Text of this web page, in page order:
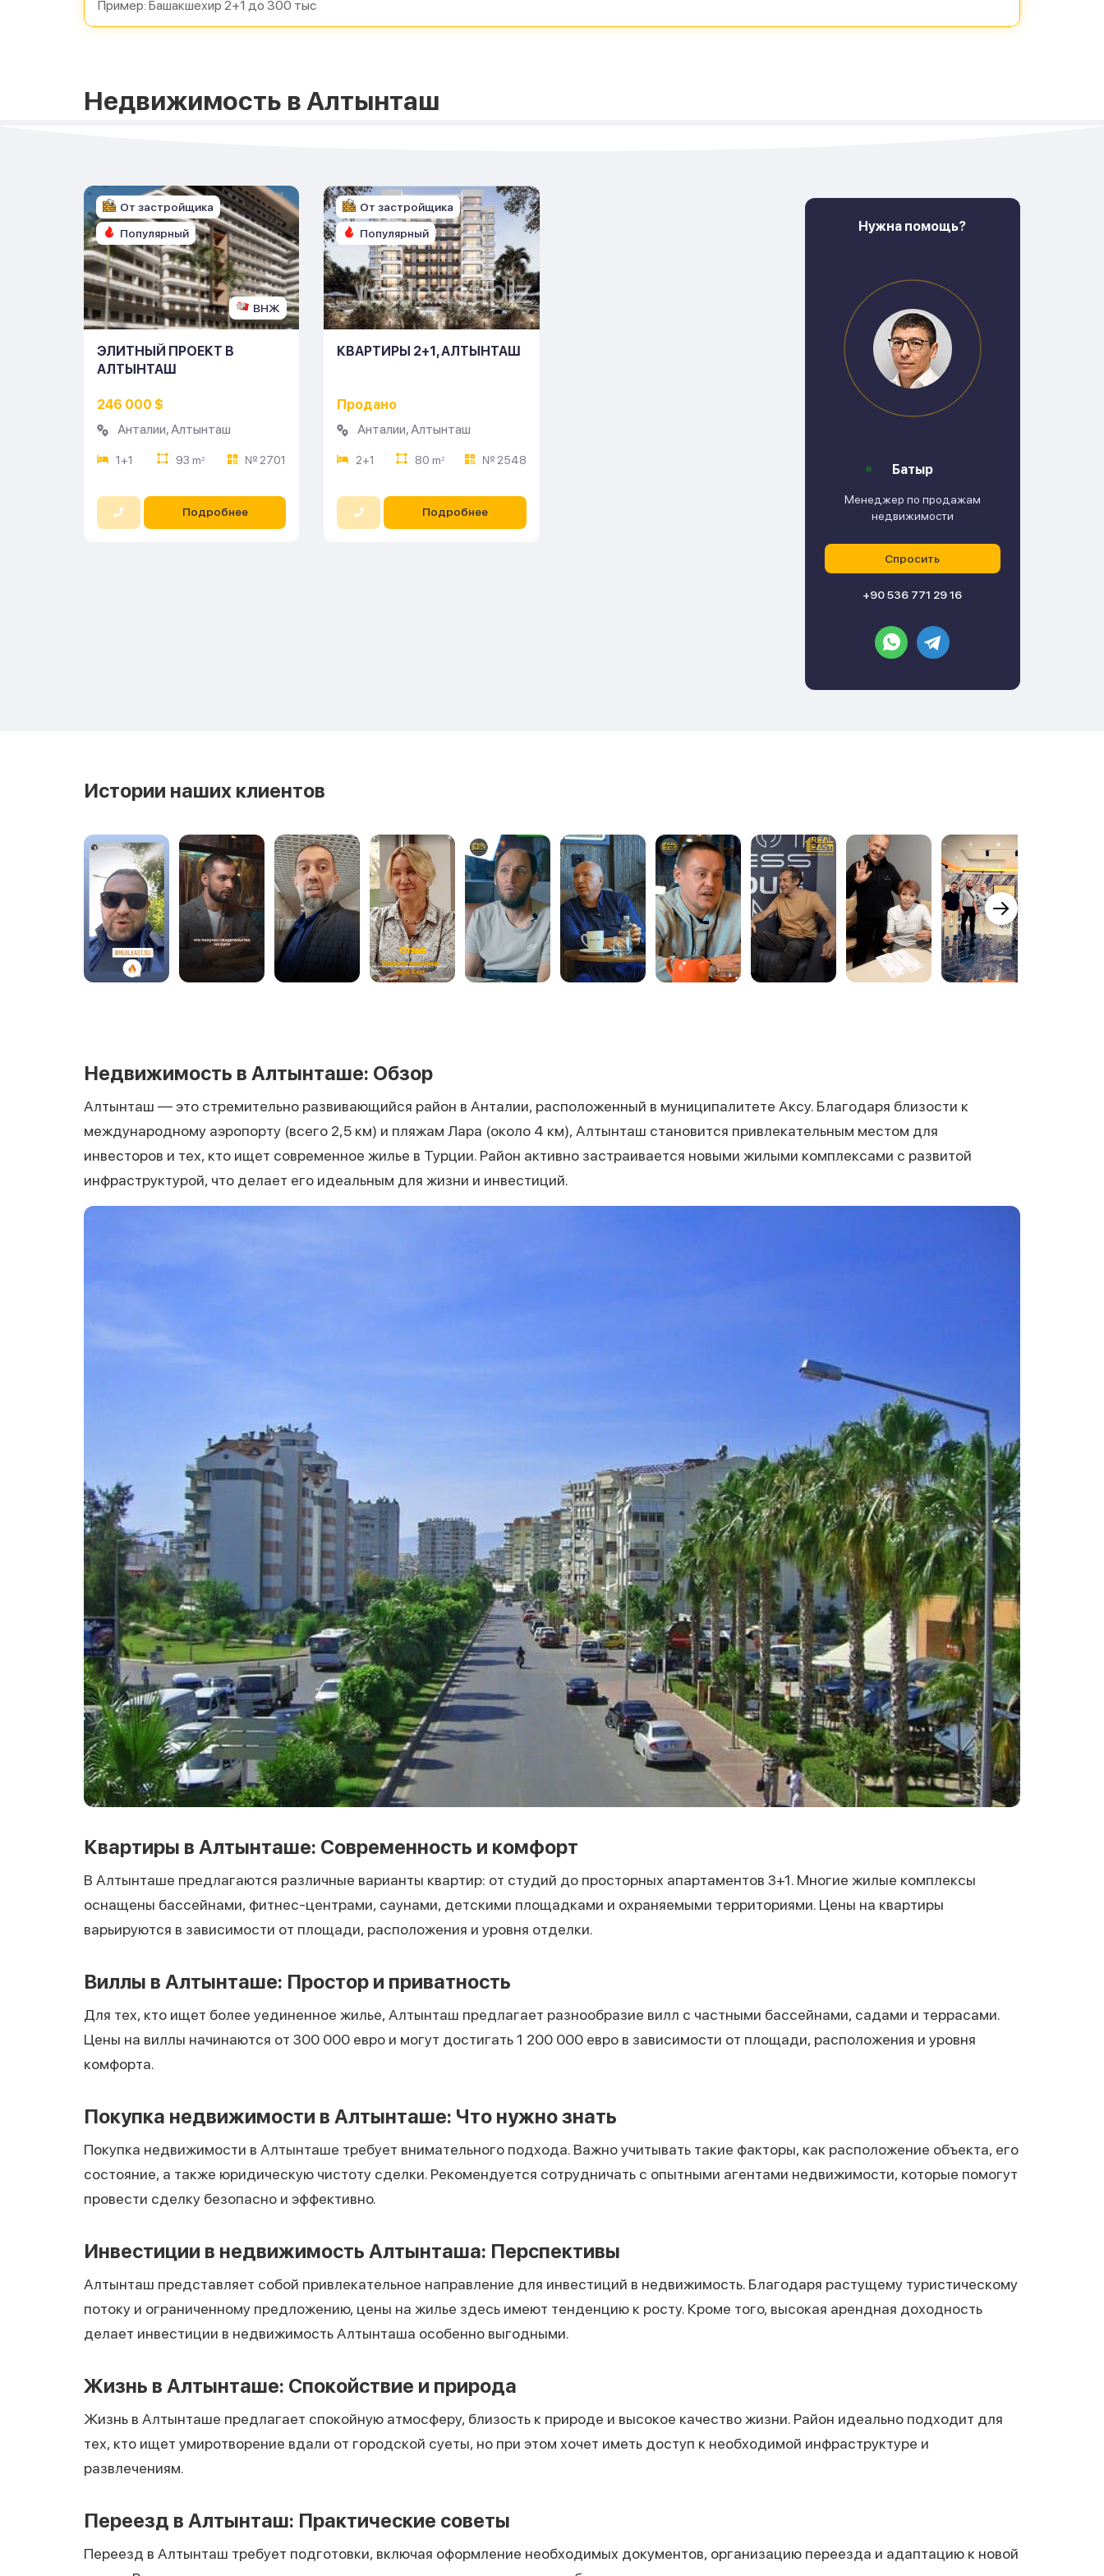
Недвижимость в Алтынташ
Популярный
ВНЖ
От застройщика
ЭЛИТНЫЙ ПРОЕКТ В
АЛТЫНТАШ
246 000 $
Анталии,Алтынташ
1+1 93 m2 № 2701
Подробнее
Популярный
От застройщика
КВАРТИРЫ 2+1, АЛТЫНТАШ
Продано
Анталии,Алтынташ
2+1 80 m2 № 2548
Подробнее
Нужна помощь?
Батыр
Менеджер по продажам
недвижимости
Спросить
+90 536 771 29 16
Истории наших клиентов
Недвижимость в Алтынташе: Обзор
Алтынташ — это стремительно развивающийся район в Анталии, расположенный в муниципалитете Аксу. Благодаря близости к
международному аэропорту (всего 2,5 км) и пляжам Лара (около 4 км), Алтынташ становится привлекательным местом для
инвесторов и тех, кто ищет современное жилье в Турции. Район активно застраивается новыми жилыми комплексами с развитой
инфраструктурой, что делает его идеальным для жизни и инвестиций.
Квартиры в Алтынташе: Современность и комфорт
В Алтынташе предлагаются различные варианты квартир: от студий до просторных апартаментов 3+1. Многие жилые комплексы
оснащены бассейнами, фитнес-центрами, саунами, детскими площадками и охраняемыми территориями. Цены на квартиры
варьируются в зависимости от площади, расположения и уровня отделки.
Виллы в Алтынташе: Простор и приватность
Для тех, кто ищет более уединенное жилье, Алтынташ предлагает разнообразие вилл с частными бассейнами, садами и террасами.
Цены на виллы начинаются от 300 000 евро и могут достигать 1 200 000 евро в зависимости от площади, расположения и уровня
комфорта.
Покупка недвижимости в Алтынташе: Что нужно знать
Покупка недвижимости в Алтынташе требует внимательного подхода. Важно учитывать такие факторы, как расположение объекта, его
состояние, а также юридическую чистоту сделки. Рекомендуется сотрудничать с опытными агентами недвижимости, которые помогут
провести сделку безопасно и эффективно.
Инвестиции в недвижимость Алтынташа: Перспективы
Алтынташ представляет собой привлекательное направление для инвестиций в недвижимость. Благодаря растущему туристическому
потоку и ограниченному предложению, цены на жилье здесь имеют тенденцию к росту. Кроме того, высокая арендная доходность
делает инвестиции в недвижимость Алтынташа особенно выгодными.
Жизнь в Алтынташе: Спокойствие и природа
Жизнь в Алтынташе предлагает спокойную атмосферу, близость к природе и высокое качество жизни. Район идеально подходит для
тех, кто ищет умиротворение вдали от городской суеты, но при этом хочет иметь доступ к необходимой инфраструктуре и
развлечениям.
Переезд в Алтынташ: Практические советы
Переезд в Алтынташ требует подготовки, включая оформление необходимых документов, организацию переезда и адаптацию к новой